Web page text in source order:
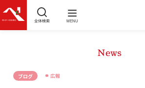
全体検索 MENU
News
ブログ 広報